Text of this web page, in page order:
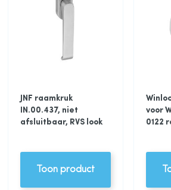
JNF raamkruk
IN.00.437, niet
afsluitbaar, RVS look
Toon product
voor
0122